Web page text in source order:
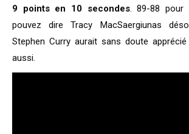
9 points en 10 secondes. 89-88 pour
pouvez dire Tracy MacSaergiunas
Stephen Curry aurait sans doute
aussi.